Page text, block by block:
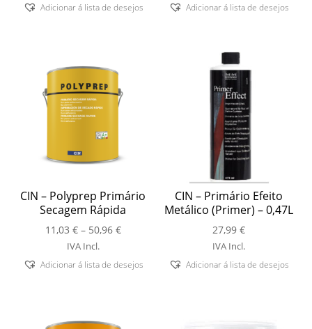
Adicionar á lista de desejos Adicionar á lista de desejos
CIN – Polyprep Primário
Secagem Rápida
11,03 € – 50,96 €Price
through
IVA Incl.
Adicionar á lista de desejos
CIN – Primário Efeito
Metálico (Primer) – 0,47L
27,99€
IVA Incl.
Adicionar á lista de desejos